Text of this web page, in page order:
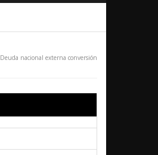
Deuda nacional externa conversión